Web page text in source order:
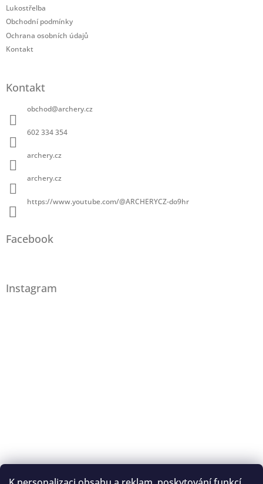
Lukostřelba
Obchodní podmínky
Ochrana osobních údajů
Kontakt
Kontakt
obchod@archery.cz
602 334 354
archery.cz
archery.cz
https://www.youtube.com/@ARCHERYCZ-do9hr
Facebook
Instagram